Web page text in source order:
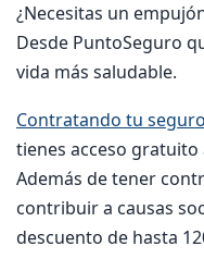
¿Necesitas un
Desde PuntoSeguro
vida más saludable.
Contratando tu
tienes acceso gratuito
Además de tener
contribuir a causas
descuento de hasta